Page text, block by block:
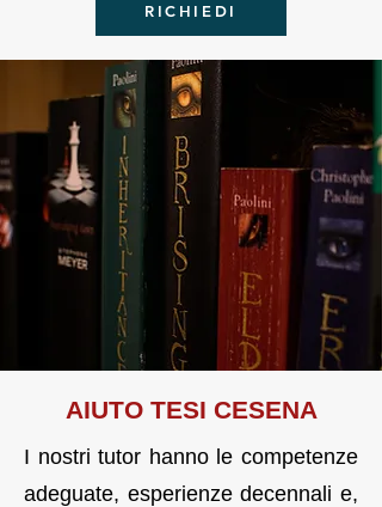
RICHIEDI
AIUTO TESI CESENA
I nostri tutor hanno le competenze
adeguate, esperienze decennali e,